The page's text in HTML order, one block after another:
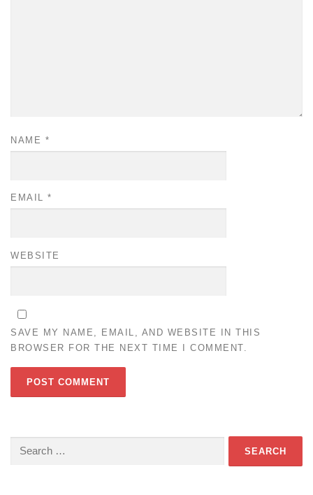
NAME *
EMAIL *
WEBSITE
SAVE MY NAME, EMAIL, AND WEBSITE IN THIS
BROWSER FOR THE NEXT TIME I COMMENT.
Search